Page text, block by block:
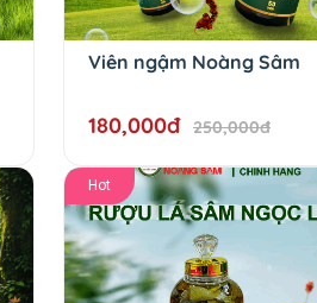
Viên ngậm Noàng Sâm
180,000đ 250,000đ
Hot